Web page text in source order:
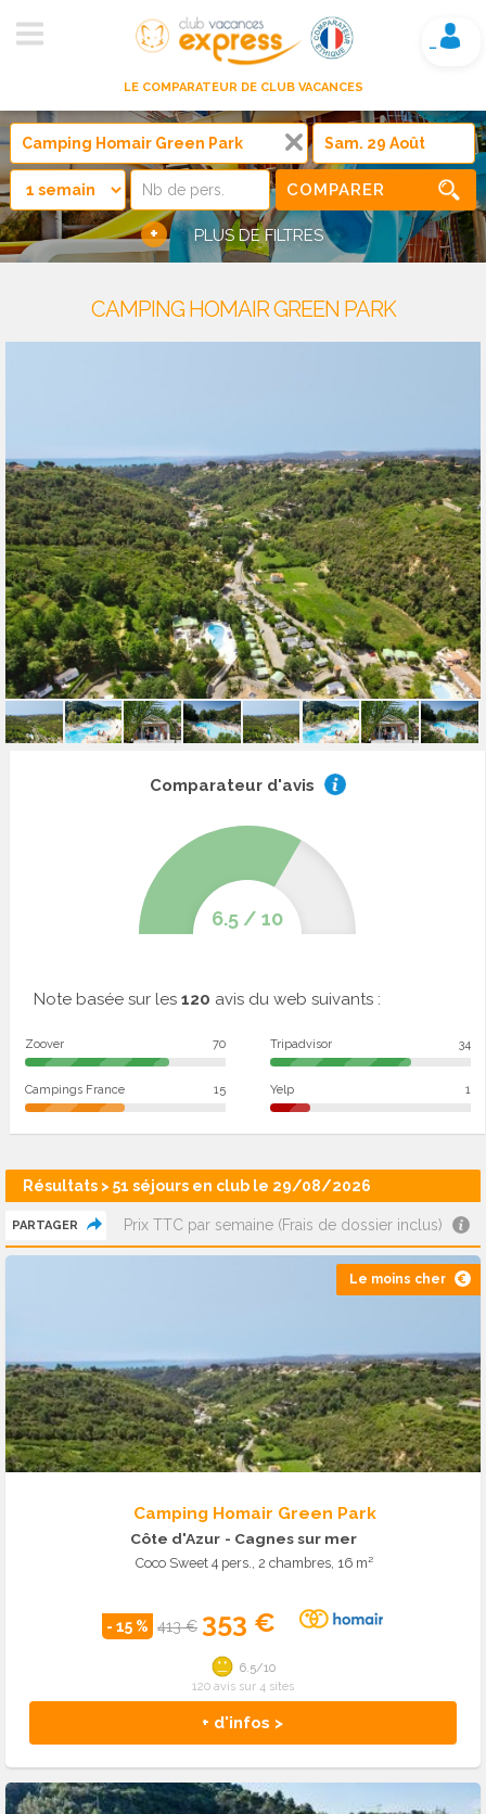
LE COMPARATEUR DE CLUB VACANCES
Mon compte
COMPARER
+ PLUS DE FILTRES
CAMPING HOMAIR GREEN PARK
Comparateur d'avis
6.5 /10
Note basée sur les 120 avis du web suivants :
Zoover 70 Tripadvisor 34
Campings France 15 Yelp 1
Résultats > 51 séjours en club le 29/08/2026
PARTAGER Prix TTC par semaine (Frais de dossier inclus)
Le moins cher
Camping Homair Green Park
Côte d'Azur - Cagnes sur mer
Coco Sweet 4 pers., 2 chambres, 16 m²
- 15 % 413 € 353 €
+ d'infos >
6.5/10
120 avis sur 4 sites